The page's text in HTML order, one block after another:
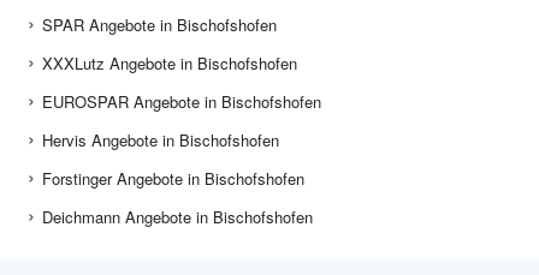
SPAR Angebote in Bischofshofen
XXXLutz Angebote in Bischofshofen
EUROSPAR Angebote in Bischofshofen
Hervis Angebote in Bischofshofen
Forstinger Angebote in Bischofshofen
Deichmann Angebote in Bischofshofen